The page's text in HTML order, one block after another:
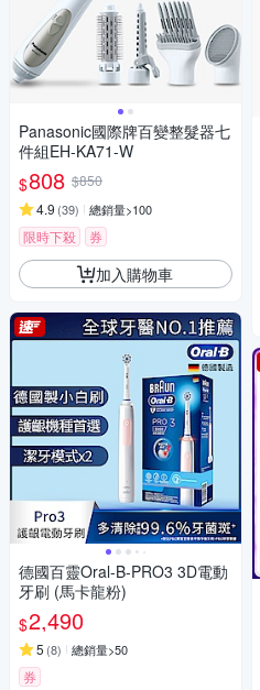
Panasonic國際牌百變整髮器七
件組EH-KA71-W
$808 $850
4.9 (39) 總銷量>100
限時下殺 券
加入購物車
德國百靈Oral-B-PRO3 3D電動
牙刷 (馬卡龍粉)
$2,490
5 (8) 總銷量>50
券